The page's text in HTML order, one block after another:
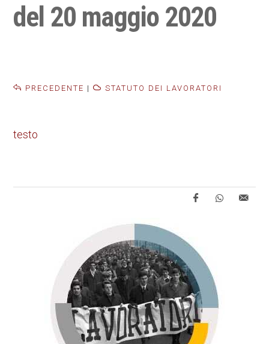
del 20 maggio 2020
PRECEDENTE | STATUTO DEI LAVORATORI
testo